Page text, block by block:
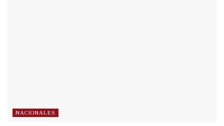
NACIONALES